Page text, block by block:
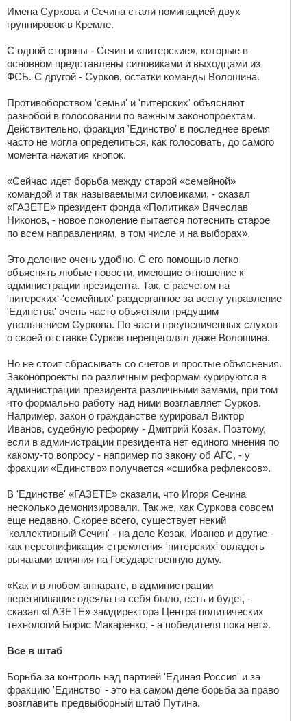
Имена Суркова и Сечина стали номинацией двух
группировок в Кремле.
С одной стороны - Сечин и «питерские», которые в
основном представлены силовиками и выходцами из
ФСБ. С другой - Сурков, остатки команды Волошина.
Противоборством 'семьи' и 'питерских' объясняют
разнобой в голосовании по важным законопроектам.
Действительно, фракция 'Единство' в последнее время
часто не могла определиться, как голосовать, до самого
момента нажатия кнопок.
«Сейчас идет борьба между старой «семейной»
командой и так называемыми силовиками, - сказал
«ГАЗЕТЕ» президент фонда «Политика» Вячеслав
Никонов, - новое поколение пытается потеснить старое
по всем направлениям, в том числе и на выборах».
Это деление очень удобно. С его помощью легко
объяснять любые новости, имеющие отношение к
администрации президента. Так, с расчетом на
'питерских'-'семейных' раздерганное за весну управление
'Единства' очень часто объясняли грядущим
увольнением Суркова. По части преувеличенных слухов
о своей отставке Сурков перещеголял даже Волошина.
Но не стоит сбрасывать со счетов и простые объяснения.
Законопроекты по различным реформам курируются в
администрации президента различными замами, при том
что формально работу над ними возглавляет Сурков.
Например, закон о гражданстве курировал Виктор
Иванов, судебную реформу - Дмитрий Козак. Поэтому,
если в администрации президента нет единого мнения по
какому-то вопросу - например по закону об АГС, - у
фракции «Единство» получается «сшибка рефлексов».
В 'Единстве' «ГАЗЕТЕ» сказали, что Игоря Сечина
несколько демонизировали. Так же, как Суркова совсем
еще недавно. Скорее всего, существует некий
'коллективный Сечин' - на деле Козак, Иванов и другие -
как персонификация стремления 'питерских' овладеть
рычагами влияния на Государственную думу.
«Как и в любом аппарате, в администрации
перетягивание одеяла на себя было, есть и будет, -
сказал «ГАЗЕТЕ» замдиректора Центра политических
технологий Борис Макаренко, - а победителя пока нет».
Все в штаб
Борьба за контроль над партией 'Единая Россия' и за
фракцию 'Единство' - это на самом деле борьба за право
возглавить предвыборный штаб Путина.